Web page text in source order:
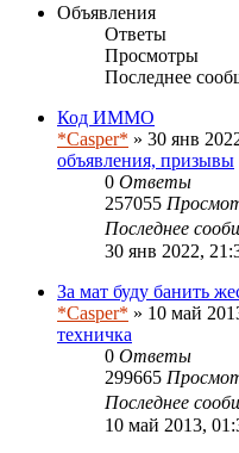
Объявления
Ответы
Просмотры
Последнее
Код ИММО
*Casper* » 30 янв
объявления, призывы
0 Ответы
257055
Последнее
30 янв 2022,
За мат буду банить
*Casper* » 10 май
техничка
0 Ответы
299665
Последнее
10 май 2013,